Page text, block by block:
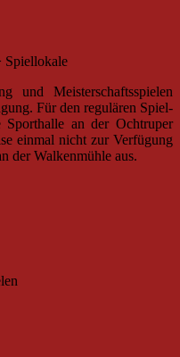
Spiellokale
und Meisterschaftsspielen
Für den regulären Spiel-
an der Ochtruper
einmal nicht zur Verfügung
der Walkenmühle aus.